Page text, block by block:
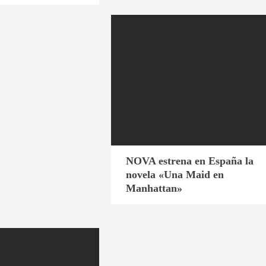
NOVA estrena en España la
novela «Una Maid en
Manhattan»